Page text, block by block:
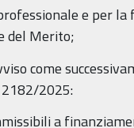
e per
del Merito;
come
2025:
a